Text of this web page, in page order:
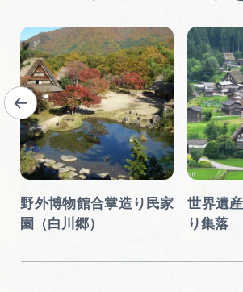
野外博物館合掌造り民家
園（白川郷）
世界遺
り集落